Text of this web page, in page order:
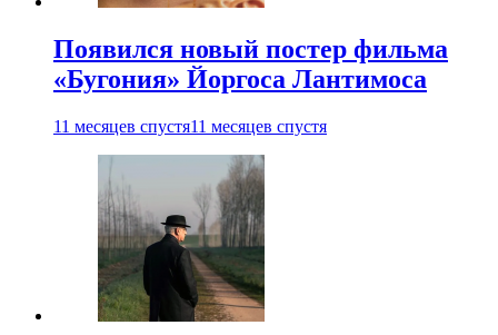
Появился новый постер фильма
«Бугония» Йоргоса Лантимоса
11 месяцев спустя11 месяцев спустя